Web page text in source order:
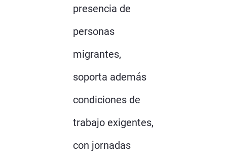
presencia de
personas
migrantes,
soporta además
condiciones de
trabajo exigentes,
con jornadas